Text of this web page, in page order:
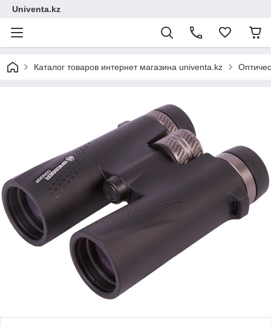
Univenta.kz
Каталог товаров интернет магазина univenta.kz